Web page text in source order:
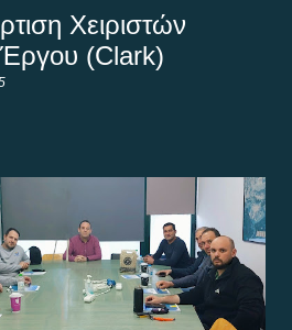
Χειριστών
(Clark)
2025
Χειριστών
(Clark)